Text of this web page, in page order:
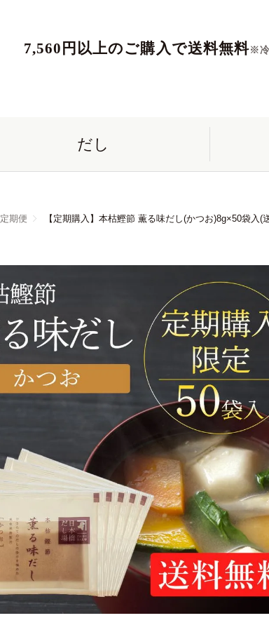
7,560円以上のご購入で送料無料※冷
だし
定期便 【定期購入】本枯鰹節 薫る味だし(かつお)8g×50袋入(